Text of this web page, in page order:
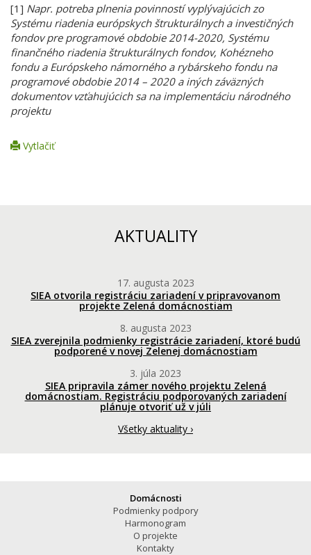
[1] Napr. potreba plnenia povinností vyplývajúcich zo
Systému riadenia európskych štrukturálnych a investičných
fondov pre programové obdobie 2014-2020, Systému
finančného riadenia štrukturálnych fondov, Kohézneho
fondu a Európskeho námorného a rybárskeho fondu na
programové obdobie 2014 – 2020 a iných záväzných
dokumentov vzťahujúcich sa na implementáciu národného
projektu
Vytlačiť
AKTUALITY
17. augusta 2023
SIEA otvorila registráciu zariadení v pripravovanom
projekte Zelená domácnostiam
8. augusta 2023
SIEA zverejnila podmienky registrácie zariadení, ktoré budú
podporené v novej Zelenej domácnostiam
3. júla 2023
SIEA pripravila zámer nového projektu Zelená
domácnostiam. Registráciu podporovaných zariadení
plánuje otvoriť už v júli
Všetky aktuality ›
Domácnosti
Podmienky podpory
Harmonogram
O projekte
Kontakty